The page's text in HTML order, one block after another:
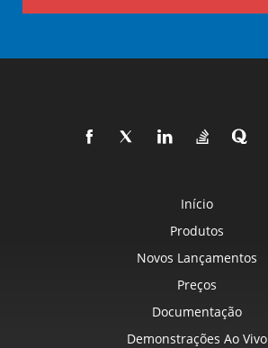
Início
Produtos
Novos Lançamentos
Preços
Documentação
Demonstrações Ao Vivo